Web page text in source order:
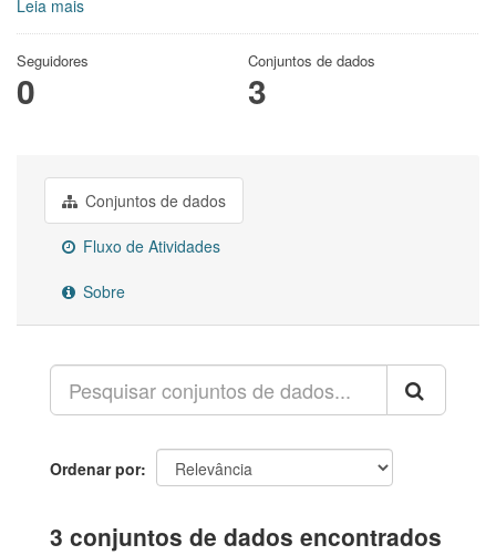
Leia mais
Seguidores
0
Conjuntos de dados
3
Conjuntos de dados
Fluxo de Atividades
Sobre
Ordenar por
3 conjuntos de dados encontrados